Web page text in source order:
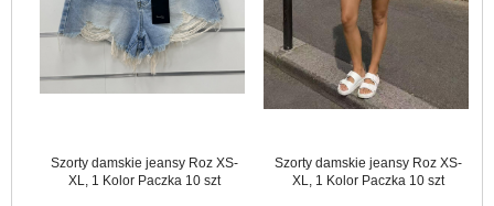
Szorty damskie jeansy Roz XS-
XL, 1 Kolor Paczka 10 szt
Szorty damskie jeansy Roz XS-
XL, 1 Kolor Paczka 10 szt